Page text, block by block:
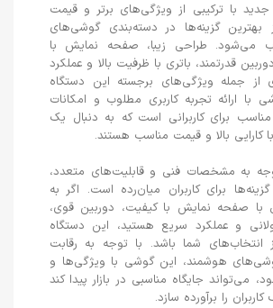
با ترکیبی از ویژگی‌های برتر و قیمت
بهترین گزینه‌ها در دسته‌بندی گوشی‌های
می‌شود. طراحی زیبا، صفحه نمایش با
قدرتمند، باتری با ظرفیت بالا و عملکرد
از جمله ویژگی‌های برجسته این دستگاه
با ارائه تجربه کاربری مطلوب و امکانات
مناسب برای کاربرانی است که به دنبال یک
بالا و قیمت مناسب هستند.
به مشخصات فنی و قابلیت‌های متعدد،
برای کاربران میان‌رده است. اگر به
با صفحه نمایش با کیفیت، دوربین قوی،
و عملکرد سریع هستید، این دستگاه
انتخاب‌های شما باشد. با توجه به رقابت
هوشمند، این گوشی با ویژگی‌ها و
می‌تواند جایگاه مناسبی در بازار پیدا کند
را برآورده سازد.